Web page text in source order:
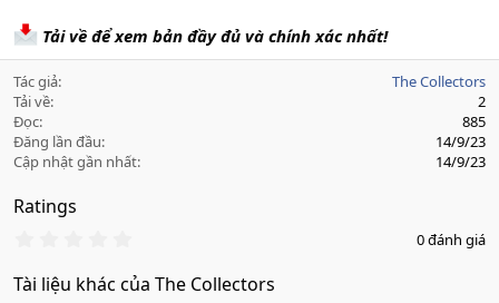
Tải về để xem bản đầy đủ và chính xác nhất!
Tác giả
The Collectors
Tải về
2
Đọc
885
Đăng lần đầu
14/9/23
Cập nhật gần nhất
14/9/23
Ratings
0
0
0 đánh giá
Tài liệu khác của The Collectors